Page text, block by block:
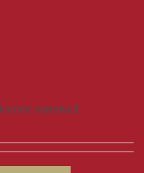
kommt obendrauf.